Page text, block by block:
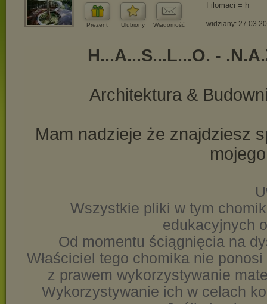
Prezent Ulubiony Wiadomość
Filomaci = h
widziany: